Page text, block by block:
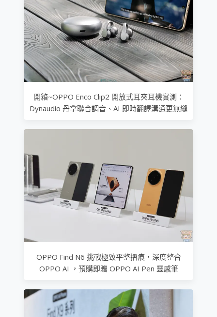
開箱~OPPO Enco Clip2 開放式耳夾耳機實測：
Dynaudio 丹拿聯合調音、AI 即時翻譯溝通更無縫
OPPO Find N6 挑戰極致平整摺痕，深度整合
OPPO AI ，預購即贈 OPPO AI Pen 靈感筆